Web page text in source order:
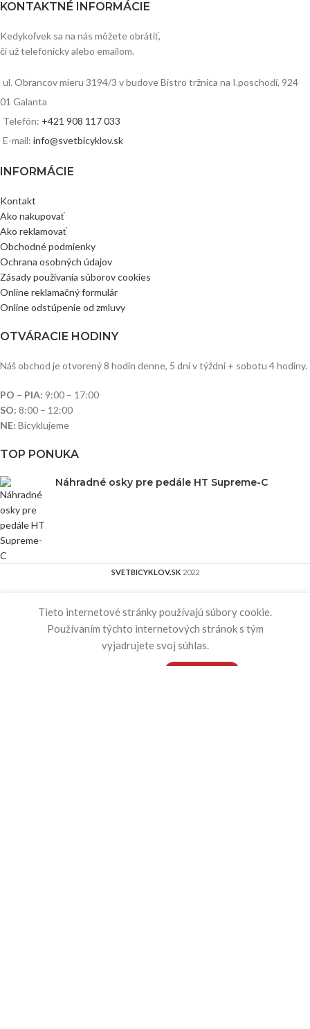
KONTAKTNÉ INFORMÁCIE
Kedykoľvek sa na nás môžete obrátiť,
či už telefonicky alebo emailom.
ul. Obrancov mieru 3194/3 v budove Bistro tržnica na I.poschodí, 924
01 Galanta
Telefón: +421 908 117 033
E-mail: info@svetbicyklov.sk
INFORMÁCIE
Kontakt
Ako nakupovať
Ako reklamovať
Obchodné podmienky
Ochrana osobných údajov
Zásady používania súborov cookies
Online reklamačný formulár
Online odstúpenie od zmluvy
OTVÁRACIE HODINY
Náš obchod je otvorený 8 hodín denne, 5 dní v týždni + sobotu 4 hodiny.
PO – PIA: 9:00 – 17:00
SO: 8:00 – 12:00
NE: Bicyklujeme
TOP PONUKA
Náhradné osky pre pedále HT Supreme-C
SVETBICYKLOV.SK 2022
Tieto internetové stránky používajú súbory cookie.
Používaním týchto internetových stránok s tým
vyjadrujete svoj súhlas.
Po odoslaní formulára ťa bude kontaktovať náš tím s ešte lepšou ponukou.